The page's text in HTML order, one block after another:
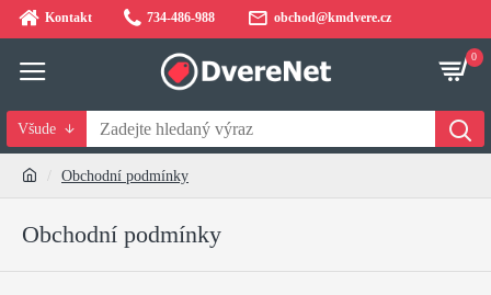
Kontakt 734-486-988 obchod@kmdvere.cz
0
Všude
Obchodní podmínky
Obchodní podmínky